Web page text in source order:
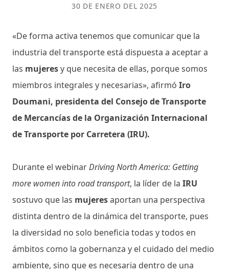
30 DE ENERO DEL 2025
«De forma activa tenemos que comunicar que la
industria del transporte está dispuesta a aceptar a
las mujeresy que necesita de ellas, porque somos
miembros integrales y necesarias», afirmó Iro
Doumani, presidenta del Consejo de Transporte
de Mercancías de la Organización Internacional
de Transporte por Carretera (IRU).
Durante el webinarDriving North America: Getting
more women into road transport, la líder de la IRU
sostuvo que las mujeresaportan una perspectiva
distinta dentro de la dinámica del transporte, pues
la diversidad no solo beneficia todas y todos en
ámbitos como la gobernanza y el cuidado del medio
ambiente, sino que es necesaria dentro de una